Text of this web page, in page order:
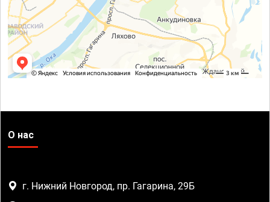
О нас
г. Нижний Новгород, пр. Гагарина, 29Б